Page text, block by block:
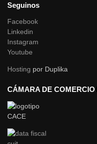
Seguinos
Facebook
Linkedin
Instagram
Youtube
Hosting por Duplika
CÁMARA DE COMERCIO